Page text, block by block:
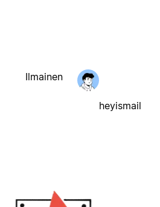
Ilmainen
heyismail